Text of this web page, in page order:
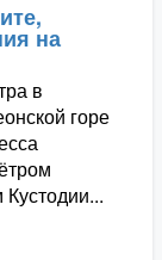
на
в
горе